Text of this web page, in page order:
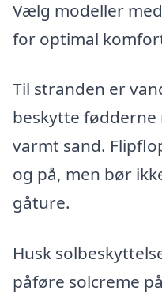
Vælg modeller
for optimal
Til stranden er
beskytte fødderne
varmt sand.
og på, men bør
gåture.
Husk
påføre solcreme